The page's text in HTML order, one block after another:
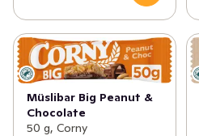
Müslibar Big Peanut &
Chocolate
50 g, Corny